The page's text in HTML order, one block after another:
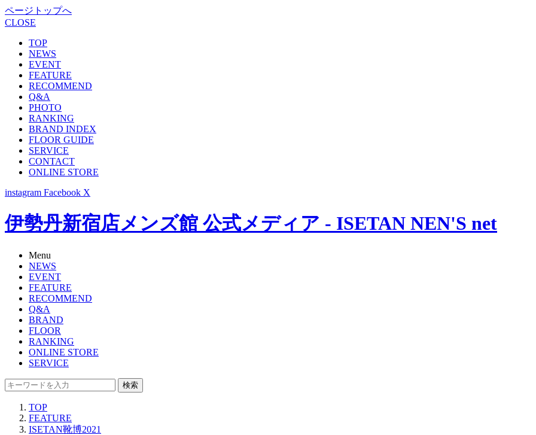
ページトップへ
CLOSE
TOP
NEWS
EVENT
FEATURE
RECOMMEND
Q&A
PHOTO
RANKING
BRAND INDEX
FLOOR GUIDE
SERVICE
CONTACT
ONLINE STORE
instagram Facebook X
伊勢丹新宿店メンズ館 公式メディア - ISETAN NEN'S net
Menu
NEWS
EVENT
FEATURE
RECOMMEND
Q&A
BRAND
FLOOR
RANKING
ONLINE STORE
SERVICE
検索
TOP
FEATURE
ISETAN靴博2021